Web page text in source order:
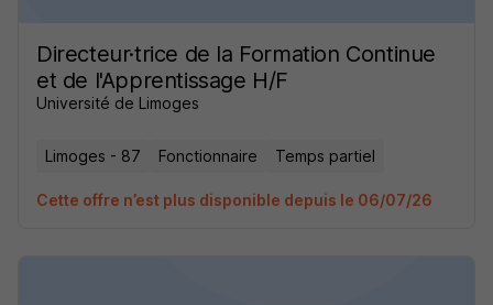
Directeur·trice de la Formation Continue
et de l'Apprentissage H/F
Université de Limoges
Limoges - 87 Fonctionnaire Temps partiel
Cette offre n’est plus disponible depuis le 06/07/26